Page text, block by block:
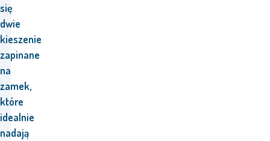
się
dwie
kieszenie
zapinane
na
zamek,
które
idealnie
nadają